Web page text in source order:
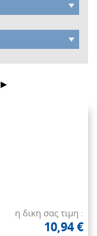
▶
η δικη σας τιμη :
10,94 €